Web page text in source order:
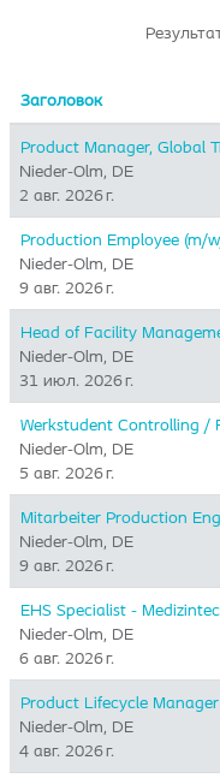
Заголовок
Product Manager, Global
Nieder-Olm, DE
2 авг. 2026 г.
Production Employee (m/
Nieder-Olm, DE
9 авг. 2026 г.
Head of Facility
Nieder-Olm, DE
31 июл. 2026 г.
Werkstudent Controlling /
Nieder-Olm, DE
5 авг. 2026 г.
Mitarbeiter Production
Nieder-Olm, DE
9 авг. 2026 г.
EHS Specialist -
Nieder-Olm, DE
6 авг. 2026 г.
Product Lifecycle
Nieder-Olm, DE
4 авг. 2026 г.